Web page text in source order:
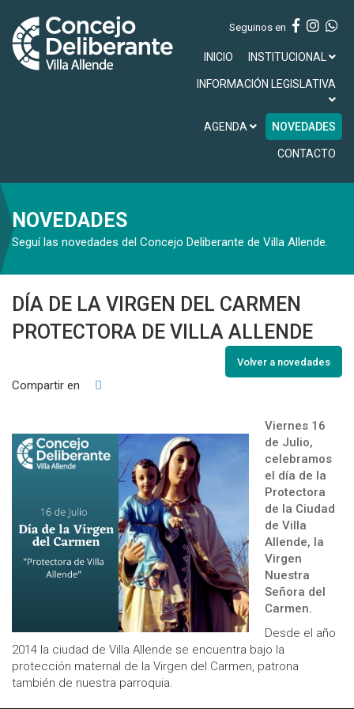
Seguinos en
INICIO INSTITUCIONAL
INFORMACIÓN LEGISLATIVA
AGENDA NOVEDADES
CONTACTO
NOVEDADES
Seguí las novedades del Concejo Deliberante de Villa Allende.
DÍA DE LA VIRGEN DEL CARMEN
PROTECTORA DE VILLA ALLENDE
Volver a novedades
Compartir en
Viernes 16
de Julio,
celebramos
el día de la
Protectora
de la Ciudad
de Villa
Allende, la
Virgen
Nuestra
Señora del
Carmen.
Desde el año
2014 la ciudad de Villa Allende se encuentra bajo la
protección maternal de la Virgen del Carmen, patrona
también de nuestra parroquia.